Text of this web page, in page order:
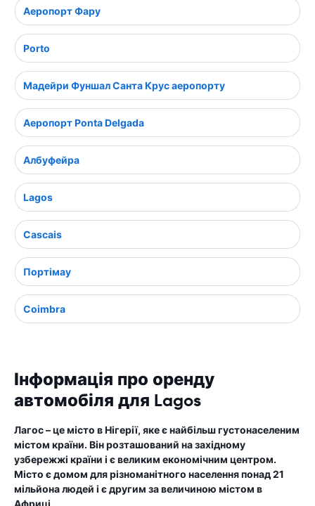
Аеропорт Фару
Porto
Мадейри Фуншал Санта Крус аеропорту
Аеропорт Ponta Delgada
Албуфейра
Lagos
Cascais
Портімау
Coimbra
Інформація про оренду
автомобіля для Lagos
Лагос – це місто в Нігерії, яке є найбільш густонаселеним
містом країни. Він розташований на західному
узбережжі країни і є великим економічним центром.
Місто є домом для різноманітного населення понад 21
мільйона людей і є другим за величиною містом в
Африці.